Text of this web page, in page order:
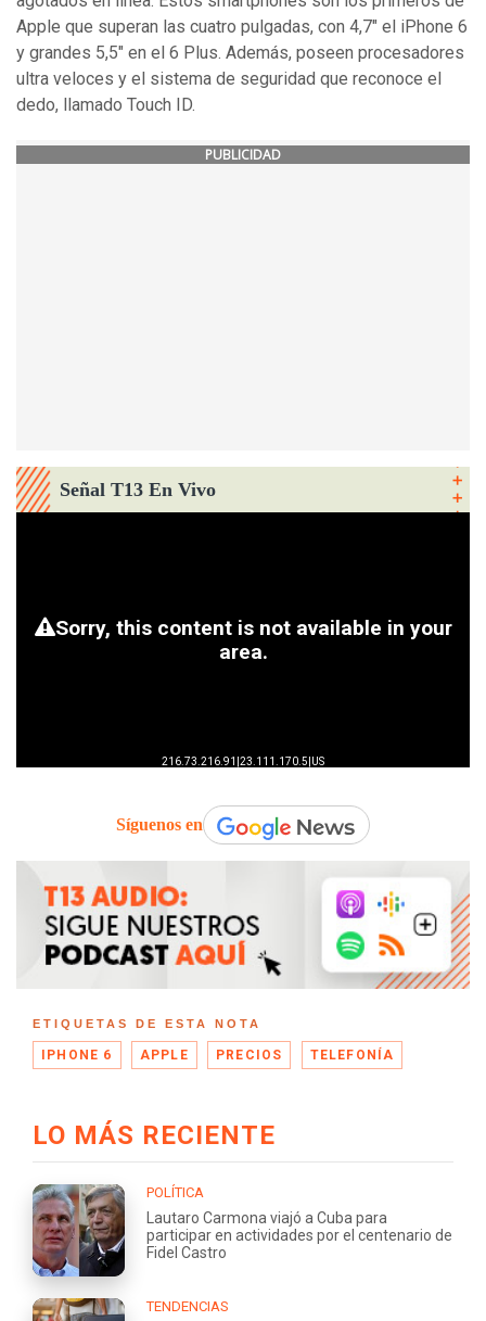
Apple que superan las cuatro pulgadas, con 4,7" el iPhone 6
y grandes 5,5" en el 6 Plus. Además, poseen procesadores
ultra veloces y el sistema de seguridad que reconoce el
dedo, llamado Touch ID.
PUBLICIDAD
Señal T13 En Vivo
Síguenos en
ETIQUETAS DE ESTA NOTA
IPHONE 6 APPLE PRECIOS TELEFONÍA
LO MÁS RECIENTE
POLÍTICA
Lautaro Carmona viajó a Cuba para
participar en actividades por el centenario de
Fidel Castro
TENDENCIAS